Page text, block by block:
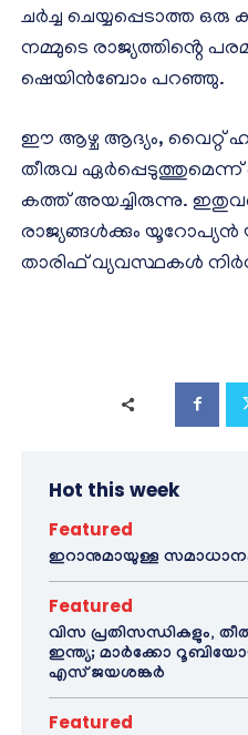
ചർച്ച ചെയ്യപ്പെടാത്ത
നമ്മുടെ രാജ്യത്തിൻ്റെ
ഷെയിൻബോം പറഞ്ഞു.
ഈ ആഴ്ച ആദ്യം, വൈറ്റ്
തീരുവ ഏർപ്പെടുത്തുമെന്ന്
കത്ത് അയച്ചിരുന്നു.
രാജ്യങ്ങൾക്കും
താരിഫ് വ്യവസ്ഥകൾ
Hot this week
Featured
ഇറാനുമായുള്ള
Featured
വിസ പ്രതിസന്ധികളും,
ഇന്ത്യ; മാർക്കോ
എസ് ജയശങ്കർ
Featured